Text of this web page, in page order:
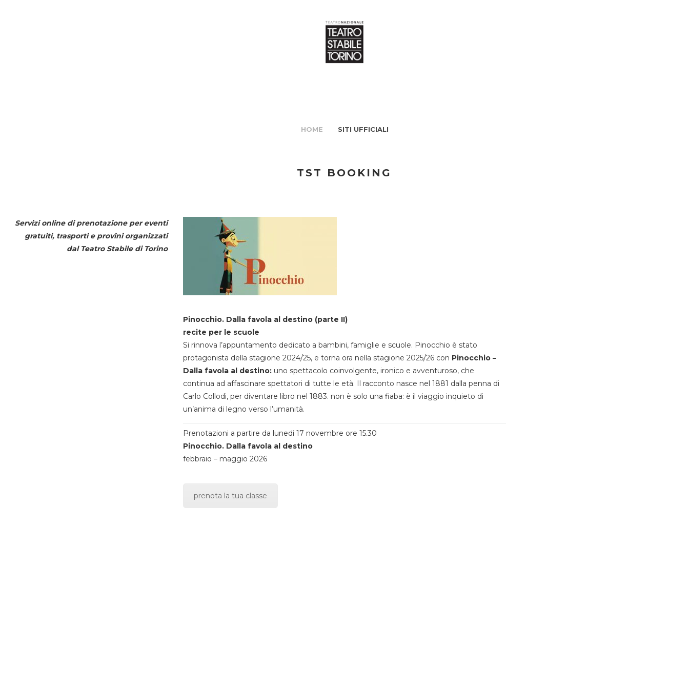
HOME SITI UFFICIALI
TST BOOKING
Servizi online di prenotazione per eventi
gratuiti, trasporti e provini organizzati
dal Teatro Stabile di Torino
Pinocchio. Dalla favola al destino (parte II)
recite per le scuole
Si rinnova l’appuntamento dedicato a bambini, famiglie e scuole. Pinocchio è stato
protagonista della stagione 2024/25, e torna ora nella stagione 2025/26 con Pinocchio –
Dalla favola al destino:uno spettacolo coinvolgente, ironico e avventuroso, che
continua ad affascinare spettatori di tutte le età. Il racconto nasce nel 1881 dalla penna di
Carlo Collodi, per diventare libro nel 1883. non è solo una fiaba: è il viaggio inquieto di
un’anima di legno verso l’umanità.
Prenotazioni a partire da lunedi 17 novembre ore 15.30
Pinocchio. Dalla favola al destino
febbraio – maggio 2026
prenota la tua classe